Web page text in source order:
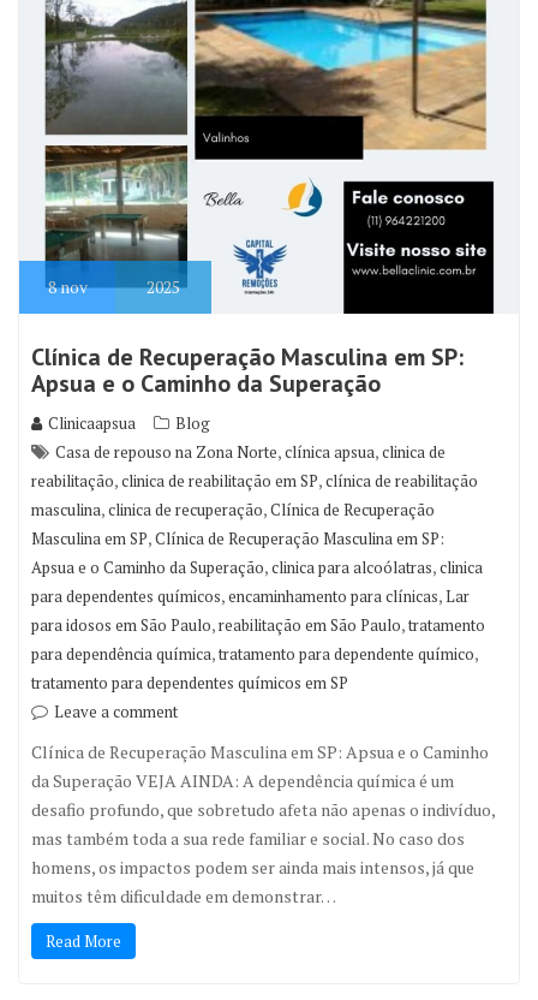
8nov 2025
Clínica de Recuperação Masculina em SP:
Apsua e o Caminho da Superação
Clinicaapsua
Blog
Casa de repouso na Zona Norte,clínica apsua,clinica de
reabilitação,clinica de reabilitação em SP,clínica de reabilitação
masculina,clinica de recuperação,Clínica de Recuperação
Masculina em SP,Clínica de Recuperação Masculina em SP:
Apsua e o Caminho da Superação,clinica para alcoólatras,clinica
para dependentes químicos,encaminhamento para clínicas,Lar
para idosos em São Paulo,reabilitação em São Paulo,tratamento
para dependência química,tratamento para dependente químico,
tratamento para dependentes químicos em SP
Leave a comment
Clínica de Recuperação Masculina em SP: Apsua e o Caminho
da Superação VEJA AINDA: A dependência química é um
desafio profundo, que sobretudo afeta não apenas o indivíduo,
mas também toda a sua rede familiar e social. No caso dos
homens, os impactos podem ser ainda mais intensos, já que
muitos têm dificuldade em demonstrar…
Read More